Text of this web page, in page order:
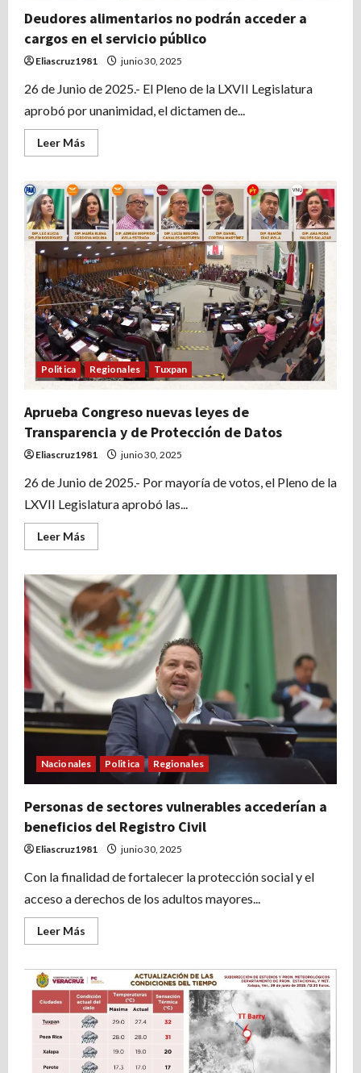
Deudores alimentarios no podrán acceder a
cargos en el servicio público
Eliascruz1981 junio 30, 2025
26 de Junio de 2025.- El Pleno de la LXVII Legislatura
aprobó por unanimidad, el dictamen de...
Leer Más
más
Deudores
alimentarios
no
podrán
acceder
a
cargos
en
el
servicio
público
Politica Regionales Tuxpan
Aprueba Congreso nuevas leyes de
Transparencia y de Protección de Datos
Eliascruz1981 junio 30, 2025
26 de Junio de 2025.- Por mayoría de votos, el Pleno de la
LXVII Legislatura aprobó las...
Leer Más
más
Aprueba
Congreso
nuevas
leyes
de
Transparencia
y
de
Protección
Datos
Nacionales Politica Regionales
Personas de sectores vulnerables accederían a
beneficios del Registro Civil
Eliascruz1981 junio 30, 2025
Con la finalidad de fortalecer la protección social y el
acceso a derechos de los adultos mayores...
Leer Más
más
Personas
de
sectores
vulnerables
accederían
a
beneficios
del
Registro